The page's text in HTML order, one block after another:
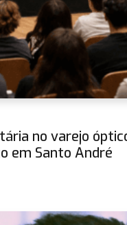
no varejo
em Santo André